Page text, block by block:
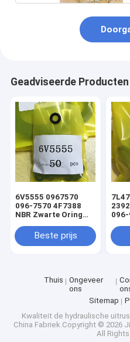
Geadviseerde Producten
6V5555 0967570
096-7570 4F7388
NBR Zwarte Oring
cilinderladerafdichtingsset
Beste prijs
Thuis
Ongeveer
ons
Sitemap
Kwaliteit de hydraulische
China Fabriek.Copyright © 2026
All